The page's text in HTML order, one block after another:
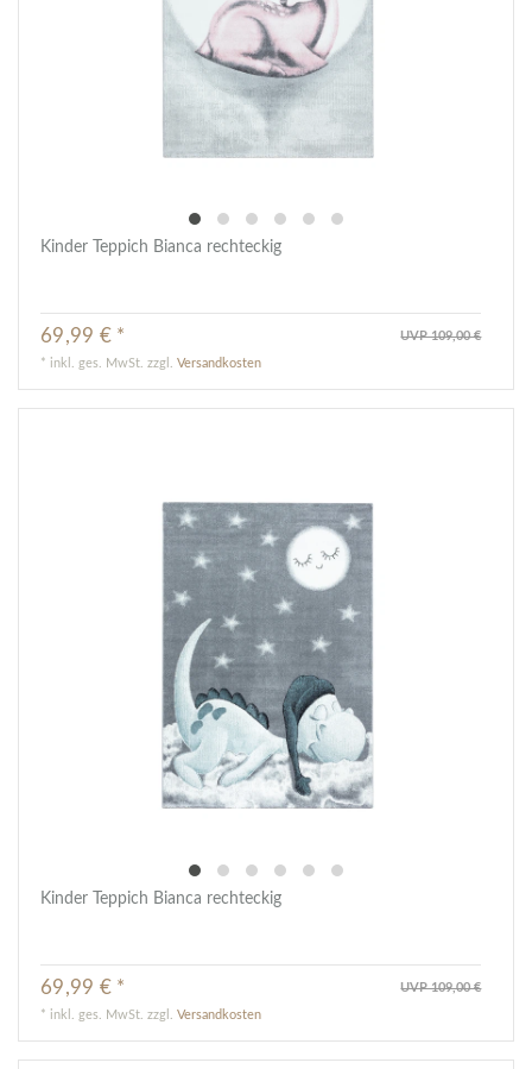
Kinder Teppich Bianca rechteckig
UVP 109,00 €
69,99 € *
* inkl. ges. MwSt. zzgl.Versandkosten
Kinder Teppich Bianca rechteckig
UVP 109,00 €
69,99 € *
* inkl. ges. MwSt. zzgl.Versandkosten